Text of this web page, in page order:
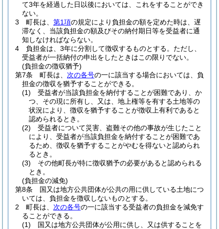
て3年を経過した日以後においては、これをすることができ
ない。
3
町長は、 第1項の規定により負担金の額を定めた時は、遅
滞なく、当該負担金の額及びその納付期日等を受益者に通
知しなければならない。
4
負担金は、3年に分割して徴収するものとする。 ただし、
受益者が一括納付の申出をしたときはこの限りでない。
(負担金の徴収猶予)
第7条
町長は、 次の各号の一に該当する場合においては、負
担金の徴収を猶予することができる。
(1)
受益者が当該負担金を納付することが困難であり、か
つ、その現に所有し、又は、地上権等を有する土地等の
状況により、徴収を猶予することが徴収上有利であると
認められるとき。
(2)
受益者について災害、盗難その他の事故が生じたこと
により、受益者が当該負担金を納付することが困難であ
るため、徴収を猶予することがやむを得ないと認められ
るとき。
(3)
その他町長が特に徴収猶予の必要があると認められる
とき。
(負担金の減免)
第8条
国又は地方公共団体が公共の用に供している土地につ
いては、負担金を徴収しないものとする。
2
町長は、 次の各号の一に該当する受益者の負担金を減免す
ることができる。
(1)
国又は地方公共団体が公用に供し、又は供することを